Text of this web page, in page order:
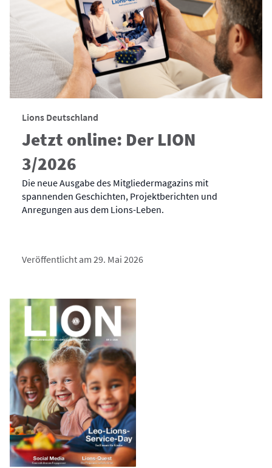
Lions Deutschland
Jetzt online: Der LION
3/2026
Die neue Ausgabe des Mitgliedermagazins mit
spannenden Geschichten, Projektberichten und
Anregungen aus dem Lions-Leben.
Veröffentlicht am 29. Mai 2026